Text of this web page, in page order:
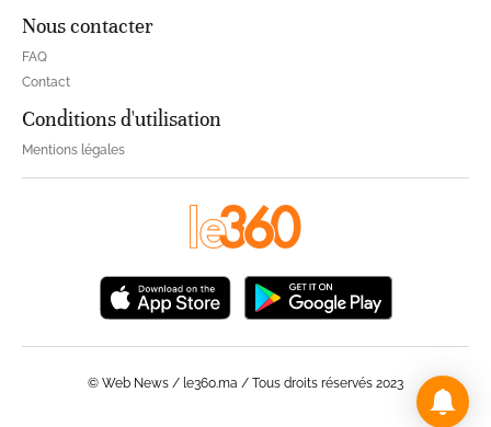
Nous contacter
FAQ
Contact
Conditions d'utilisation
Mentions légales
© Web News / le360.ma / Tous droits réservés 2023